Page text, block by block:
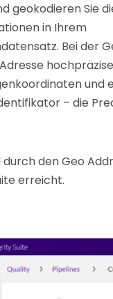
geokodieren Sie
in Ihrem
Bei der
hochpräzise
und
– die
durch den Geo
erreicht.